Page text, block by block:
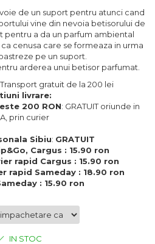
din
de un suport pentru atunci cand
vine din nevoia betisorului de
pentru a da un parfum ambiental
cenusa care se formeaza in urma
pe un suport.
arderea unui betisor parfumat.
Transport gratuit de la 200 lei
livrare:
200 RON: GRATUIT oriunde in
prin curier
Sibiu: GRATUIT
Cargus : 15.90 ron
rapid Cargus : 15.90 ron
rapid Sameday : 18.90 ron
: 15.90 ron
IN STOC